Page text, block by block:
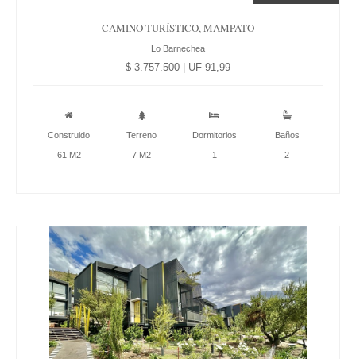
CAMINO TURÍSTICO, MAMPATO
Lo Barnechea
$ 3.757.500 | UF 91,99
Construido
61 M2
Terreno
7 M2
Dormitorios
1
Baños
2